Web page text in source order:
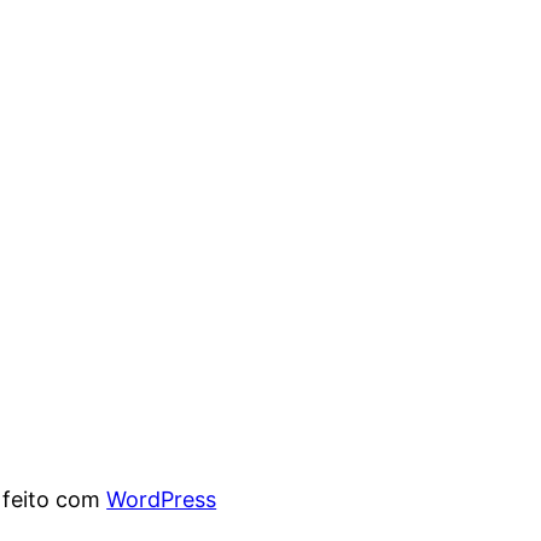
feito comWordPress